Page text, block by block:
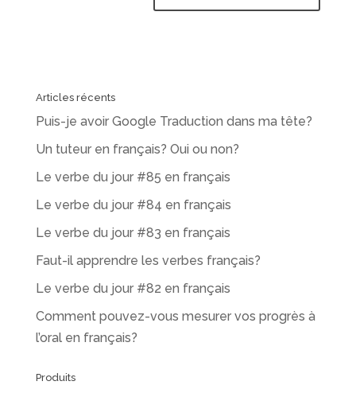
Articles récents
Puis-je avoir Google Traduction dans ma tête?
Un tuteur en français? Oui ou non?
Le verbe du jour #85 en français
Le verbe du jour #84 en français
Le verbe du jour #83 en français
Faut-il apprendre les verbes français?
Le verbe du jour #82 en français
Comment pouvez-vous mesurer vos progrès à
l’oral en français?
Produits